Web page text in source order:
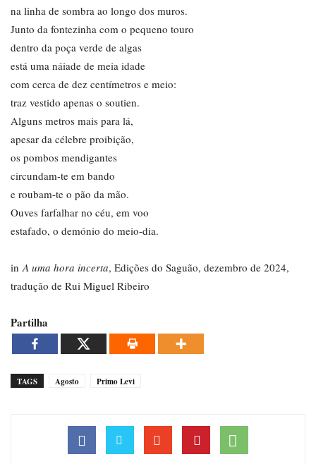
na linha de sombra ao longo dos muros.
Junto da fontezinha com o pequeno touro
dentro da poça verde de algas
está uma náiade de meia idade
com cerca de dez centímetros e meio:
traz vestido apenas o soutien.
Alguns metros mais para lá,
apesar da célebre proibição,
os pombos mendigantes
circundam-te em bando
e roubam-te o pão da mão.
Ouves farfalhar no céu, em voo
estafado, o demónio do meio-dia.
inA uma hora incerta, Edições do Saguão, dezembro de 2024,
tradução de Rui Miguel Ribeiro
Partilha
TAGS Agosto Primo Levi